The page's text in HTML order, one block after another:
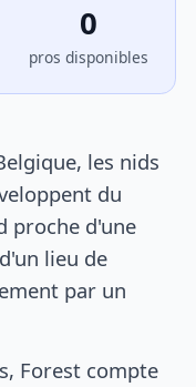
0
pros disponibles
les nids
du
proche d'une
lieu de
par un
Forest compte